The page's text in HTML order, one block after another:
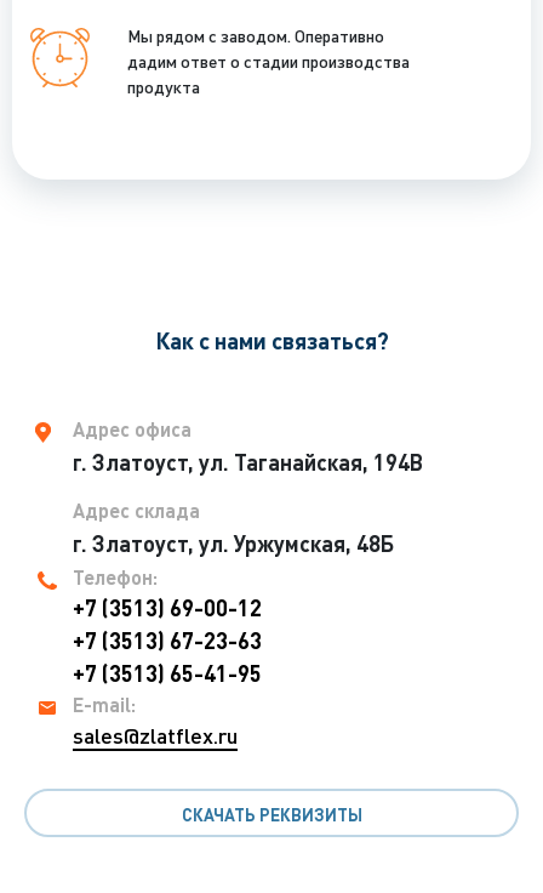
Мы рядом с заводом. Оперативно
дадим ответ о стадии производства
продукта
Как с нами связаться?
Адрес офиса
г. Златоуст, ул. Таганайская, 194В
Адрес склада
г. Златоуст, ул. Уржумская, 48Б
Телефон:
+7 (3513) 69-00-12
+7 (3513) 67-23-63
+7 (3513) 65-41-95
E-mail:
sales@zlatflex.ru
СКАЧАТЬ РЕКВИЗИТЫ